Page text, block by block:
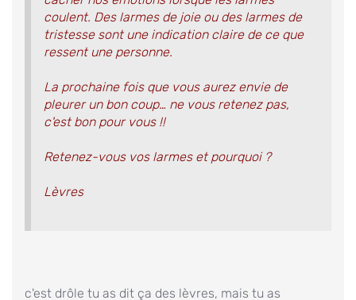
coulent. Des larmes de joie ou des larmes de
tristesse sont une indication claire de ce que
ressent une personne.
La prochaine fois que vous aurez envie de
pleurer un bon coup… ne vous retenez pas,
c'est bon pour vous !!
Retenez-vous vos larmes et pourquoi ?
Lèvres
c'est drôle tu as dit ça des lèvres, mais tu as